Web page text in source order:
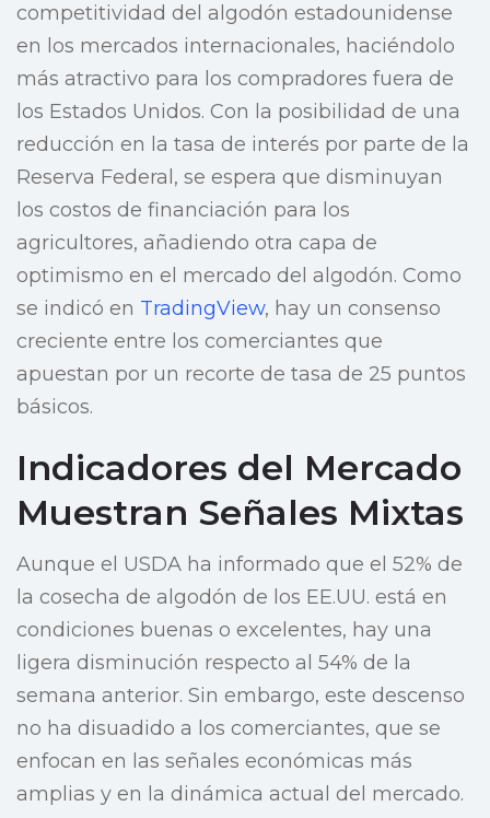
competitividad del algodón estadounidense
en los mercados internacionales, haciéndolo
más atractivo para los compradores fuera de
los Estados Unidos. Con la posibilidad de una
reducción en la tasa de interés por parte de la
Reserva Federal, se espera que disminuyan
los costos de financiación para los
agricultores, añadiendo otra capa de
optimismo en el mercado del algodón. Como
se indicó en TradingView, hay un consenso
creciente entre los comerciantes que
apuestan por un recorte de tasa de 25 puntos
básicos.
Indicadores del Mercado
Muestran Señales Mixtas
Aunque el USDA ha informado que el 52% de
la cosecha de algodón de los EE.UU. está en
condiciones buenas o excelentes, hay una
ligera disminución respecto al 54% de la
semana anterior. Sin embargo, este descenso
no ha disuadido a los comerciantes, que se
enfocan en las señales económicas más
amplias y en la dinámica actual del mercado.